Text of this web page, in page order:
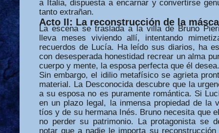
a Italia, dispuesta a encarnar y convertirse
tanto extrañan.
Acto II: La reconstrucción de la
La escena se traslada a la villa de Bruno
lleva meses viviendo allí, intentando
recuerdos de Lucía. Ha leído sus diarios, ha
con desesperada honestidad recrear un alma
cuerpo y mente, la esposa perfecta que él desea.
Sin embargo, el idilio metafísico se agrieta
material. La Desconocida descubre que la
a su esposa no es puramente romántica. Si
en un plazo legal, la inmensa propiedad de la
tíos y de su hermana Inés. Bruno necesita que
no perder su patrimonio. La protagonista se
notar que a nadie le importa su